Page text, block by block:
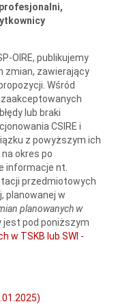
OIRE, publikujemy
zmian, zawierający
Wśród
lub braki
CSIRE i
z powyższym ich
okres po
informacje nt.
przedmiotowych
planowanej w
planowanych w
jest pod poniższym
w TSKB lub SWI -